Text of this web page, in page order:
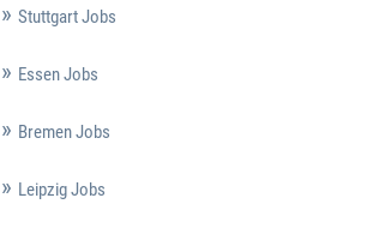
Stuttgart Jobs
Essen Jobs
Bremen Jobs
Leipzig Jobs